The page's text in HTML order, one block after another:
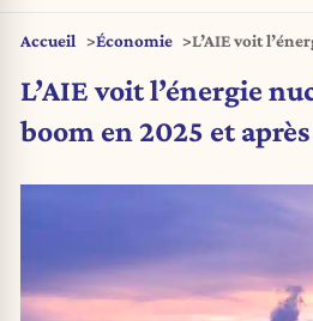
Accueil Économie
L’AIE voit
L’AIE voit l’énergie
boom en 2025 et après